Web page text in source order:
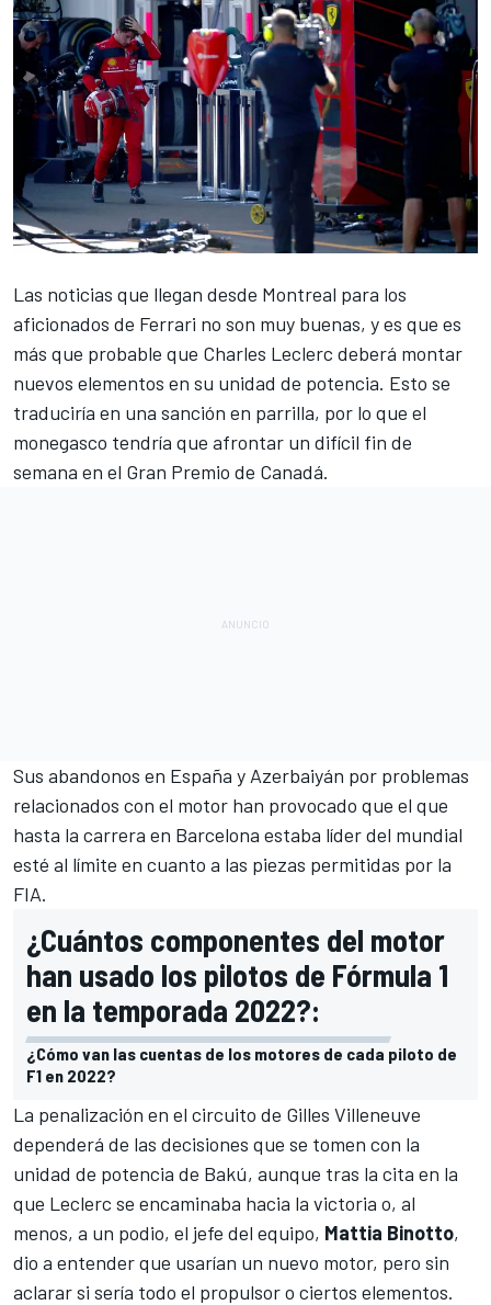
Las noticias que llegan desde Montreal para los
aficionados de Ferrari no son muy buenas, y es que es
más que probable que Charles Leclerc deberá montar
nuevos elementos en su unidad de potencia. Esto se
traduciría en una sanción en parrilla, por lo que el
monegasco tendría que afrontar un difícil fin de
semana en el Gran Premio de Canadá.
Sus abandonos en España y Azerbaiyán por problemas
relacionados con el motor han provocado que el que
hasta la carrera en Barcelona estaba líder del mundial
esté al límite en cuanto a las piezas permitidas por la
FIA.
¿Cuántos componentes del motor
han usado los pilotos de Fórmula 1
en la temporada 2022?:
¿Cómo van las cuentas de los motores de cada piloto de
F1 en 2022?
La penalización en el circuito de Gilles Villeneuve
dependerá de las decisiones que se tomen con la
unidad de potencia de Bakú, aunque tras la cita en la
que Leclerc se encaminaba hacia la victoria o, al
menos, a un podio, el jefe del equipo, Mattia Binotto,
dio a entender que usarían un nuevo motor, pero sin
aclarar si sería todo el propulsor o ciertos elementos.